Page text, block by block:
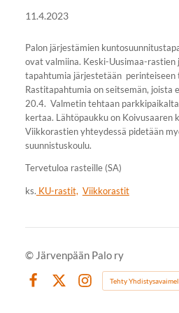
11.4.2023
Palon järjestämien
ovat valmiina. Keski-Uusimaa-rastien
tapahtumia järjestetään perinteiseen
Rastitapahtumia on seitsemän, joista
20.4. Valmetin tehtaan
kertaa. Lähtöpaukku on Koivusaaren
Viikkorastien yhteydessä pidetään
suunnistuskoulu.
Tervetuloa rasteille (SA)
ks. KU-rastit, Viikkorastit
© Järvenpään Palo ry
Instagram
Tehty